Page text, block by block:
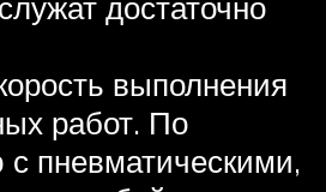
выполнения
работ. По
пневматическими,